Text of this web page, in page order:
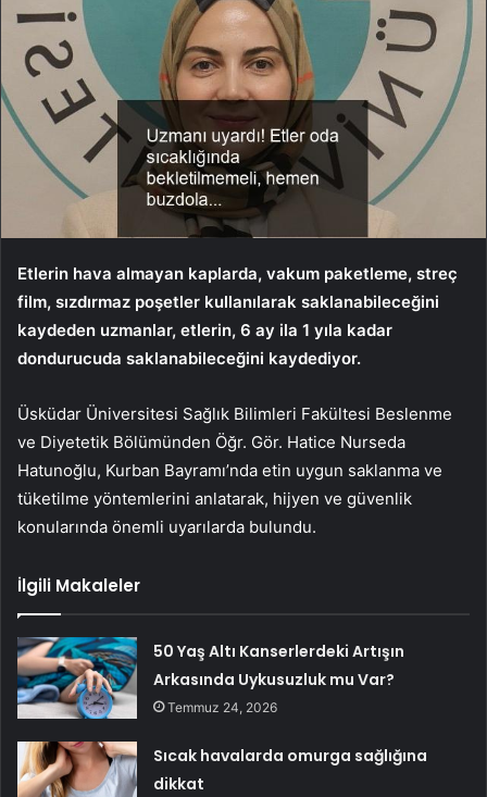
Etlerin hava almayan kaplarda, vakum paketleme, streç
film, sızdırmaz poşetler kullanılarak saklanabileceğini
kaydeden uzmanlar, etlerin, 6 ay ila 1 yıla kadar
dondurucuda saklanabileceğini kaydediyor.
Üsküdar Üniversitesi Sağlık Bilimleri Fakültesi Beslenme
ve Diyetetik Bölümünden Öğr. Gör. Hatice Nurseda
Hatunoğlu, Kurban Bayramı’nda etin uygun saklanma ve
tüketilme yöntemlerini anlatarak, hijyen ve güvenlik
konularında önemli uyarılarda bulundu.
İlgili Makaleler
50 Yaş Altı Kanserlerdeki Artışın
Arkasında Uykusuzluk mu Var?
Temmuz 24, 2026
Sıcak havalarda omurga sağlığına
dikkat